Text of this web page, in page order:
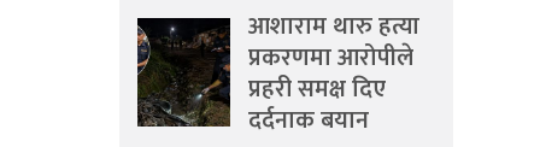
आशाराम थारु हत्या
प्रकरणमा आरोपीले
प्रहरी समक्ष दिए
दर्दनाक बयान